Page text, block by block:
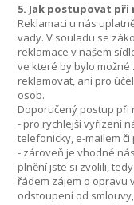
5. Jak postupovat při
Reklamaci u nás
vady. V souladu se
reklamace v našem
ve které by bylo
reklamovat, ani pro
osob.
Doporučený postup při
- pro rychlejší vyřízení
telefonicky, e-mailem či
- zároveň je vhodné
plnění jste si zvolili,
řádem zájem o opravu
odstoupení od